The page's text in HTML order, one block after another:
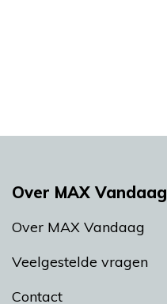
Over MAX Vandaag
Over MAX Vandaag
Veelgestelde vragen
Contact